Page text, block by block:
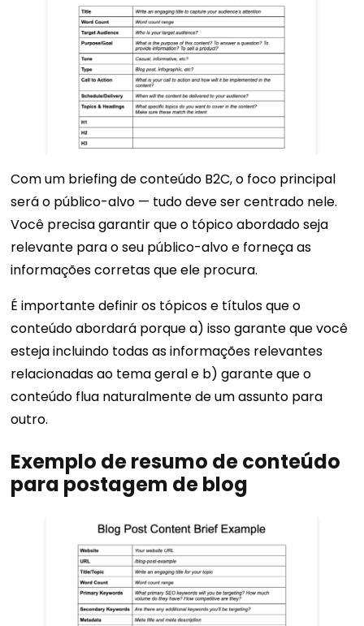
Com um briefing de conteúdo B2C, o foco principal
será o público-alvo — tudo deve ser centrado nele.
Você precisa garantir que o tópico abordado seja
relevante para o seu público-alvo e forneça as
informações corretas que ele procura.
É importante definir os tópicos e títulos que o
conteúdo abordará porque a) isso garante que você
esteja incluindo todas as informações relevantes
relacionadas ao tema geral e b) garante que o
conteúdo flua naturalmente de um assunto para
outro.
Exemplo de resumo de conteúdo
para postagem de blog